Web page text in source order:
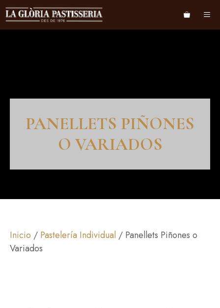
PANELLETS PIÑONES
O VARIADOS
Inicio / Pastelería Individual / Panellets Piñones o
Variados